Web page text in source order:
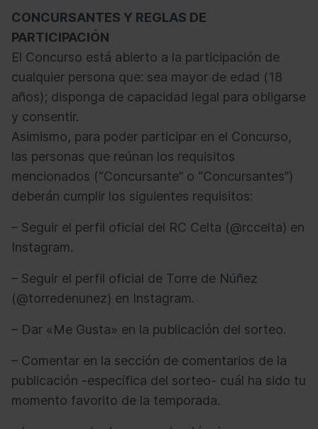
CONCURSANTES Y REGLAS DE
PARTICIPACIÓN
El Concurso está abierto a la participación de
cualquier persona que: sea mayor de edad (18
años); disponga de capacidad legal para obligarse
y consentir.
Asimismo, para poder participar en el Concurso,
las personas que reúnan los requisitos
mencionados (“Concursante” o “Concursantes”)
deberán cumplir los siguientes requisitos:
– Seguir el perfil oficial del RC Celta (@rccelta) en
Instagram.
– Seguir el perfil oficial de Torre de Núñez
(@torredenunez) en Instagram.
– Dar «Me Gusta» en la publicación del sorteo.
– Comentar en la sección de comentarios de la
publicación -específica del sorteo- cuál ha sido tu
momento favorito de la temporada.